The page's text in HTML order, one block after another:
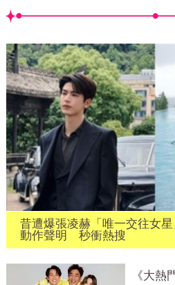
昔遭爆張凌赫「唯一交往女
動作聲明 秒衝熱搜
《大熱